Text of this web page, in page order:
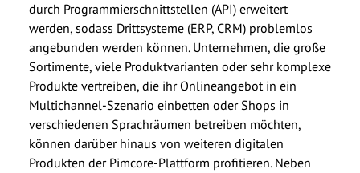
durch Programmierschnittstellen (API) erweitert
werden, sodass Drittsysteme (ERP, CRM) problemlos
angebunden werden können. Unternehmen, die große
Sortimente, viele Produktvarianten oder sehr komplexe
Produkte vertreiben, die ihr Onlineangebot in ein
Multichannel-Szenario einbetten oder Shops in
verschiedenen Sprachräumen betreiben möchten,
können darüber hinaus von weiteren digitalen
Produkten der Pimcore-Plattform profitieren. Neben